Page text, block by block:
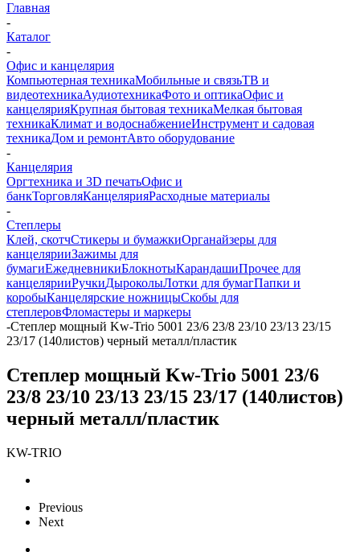
Главная
-
Каталог
-
Офис и канцелярия
Компьютерная техникаМобильные и связьТВ и
видеотехникаАудиотехникаФото и оптикаОфис и
канцелярияКрупная бытовая техникаМелкая бытовая
техникаКлимат и водоснабжениеИнструмент и садовая
техникаДом и ремонтАвто оборудование
-
Канцелярия
Оргтехника и 3D печатьОфис и
банкТорговляКанцелярияРасходные материалы
-
Степлеры
Клей, скотчСтикеры и бумажкиОрганайзеры для
канцелярииЗажимы для
бумагиЕжедневникиБлокнотыКарандашиПрочее для
канцелярииРучкиДыроколыЛотки для бумагПапки и
коробыКанцелярские ножницыСкобы для
степлеровФломастеры и маркеры
-Степлер мощный Kw-Trio 5001 23/6 23/8 23/10 23/13 23/15
23/17 (140листов) черный металл/пластик
Степлер мощный Kw-Trio 5001 23/6
23/8 23/10 23/13 23/15 23/17 (140листов)
черный металл/пластик
KW-TRIO
Previous
Next